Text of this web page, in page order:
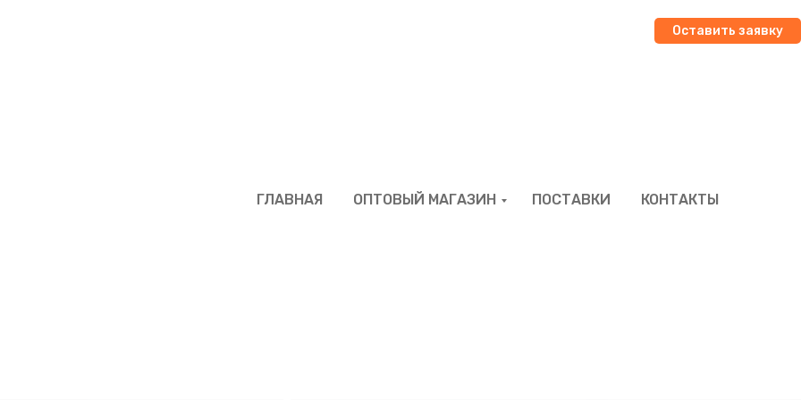
ГЛАВНАЯ ОПТОВЫЙ МАГАЗИН ПОСТАВКИ КОНТАКТЫ
Оставить заявку